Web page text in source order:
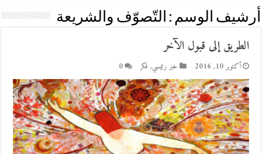
أرشيف الوسم : التّصوّف والشريعة
الطريق إلى قبول الآخر
أكتوبر 10, 2016 خبر رئيسي, فكر 0